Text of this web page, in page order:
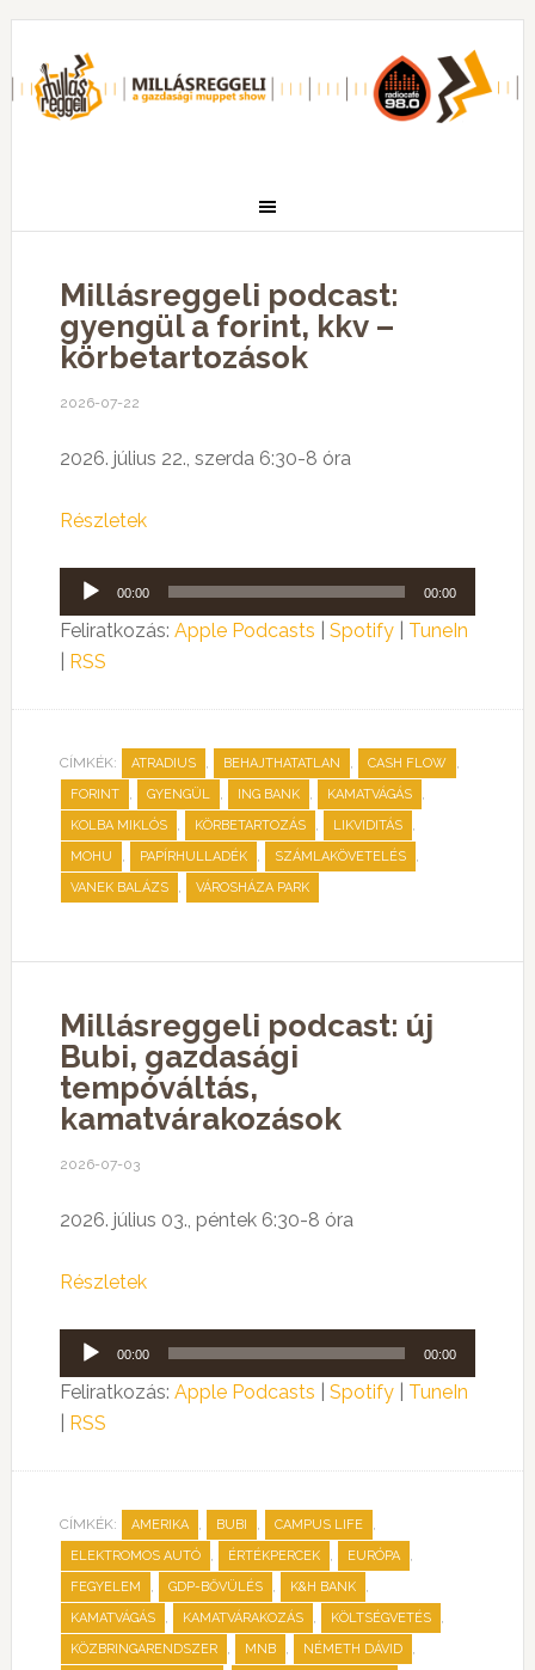
Millásreggeli podcast:
gyengül a forint, kkv –
körbetartozások
2026-07-22
2026. július 22., szerda 6:30-8 óra
Részletek
Audió
lejátszó
00:00 00:00
Feliratkozás: Apple Podcasts Spotify| TuneIn
RSS
CÍMKÉK: ATRADIUS , BEHAJTHATATLAN , CASH FLOW ,
FORINT , GYENGÜL , ING BANK , KAMATVÁGÁS ,
KOLBA MIKLÓS , KÖRBETARTOZÁS , LIKVIDITÁS ,
MOHU , PAPÍRHULLADÉK , SZÁMLAKÖVETELÉS ,
VANEK BALÁZS , VÁROSHÁZA PARK
Millásreggeli podcast: új
Bubi, gazdasági
tempóváltás,
kamatvárakozások
2026-07-03
2026. július 03., péntek 6:30-8 óra
Részletek
Audió
lejátszó
00:00 00:00
Feliratkozás: Apple Podcasts Spotify| TuneIn
RSS
CÍMKÉK: AMERIKA , BUBI , CAMPUS LIFE ,
ELEKTROMOS AUTÓ , ÉRTÉKPERCEK , EURÓPA ,
FEGYELEM , GDP-BŐVÜLÉS , K&H BANK ,
KAMATVÁGÁS , KAMATVÁRAKOZÁS , KÖLTSÉGVETÉS ,
KÖZBRINGARENDSZER , MNB , NÉMETH DÁVID ,